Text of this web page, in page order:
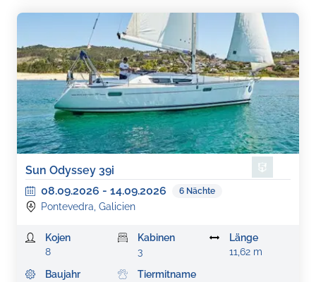
Sun Odyssey 39i
08.09.2026 - 14.09.2026 6 Nächte
Pontevedra, Galicien
Kojen
8
Kabinen
3
Länge
11,62 m
Baujahr
Tiermitname